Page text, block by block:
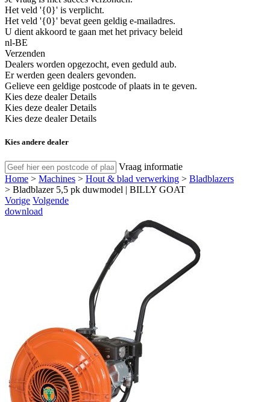
Het veld '{0}' is verplicht.
Het veld '{0}' bevat geen geldig e-mailadres.
U dient akkoord te gaan met het privacy beleid
nl-BE
Verzenden
Dealers worden opgezocht, even geduld aub.
Er werden geen dealers gevonden.
Gelieve een geldige postcode of plaats in te geven.
Kies deze dealer Details
Kies deze dealer Details
Kies deze dealer Details
Kies andere dealer
Vraag informatie
Home > Machines > Hout & blad verwerking > Bladblazers
> Bladblazer 5,5 pk duwmodel | BILLY GOAT
Vorige Volgende
download